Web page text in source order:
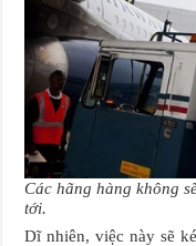
Các hãng hàng không
tới.
Dĩ nhiên, việc này sẽ